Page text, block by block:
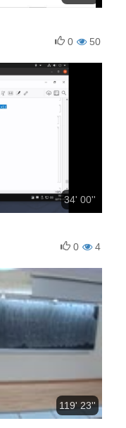
50
0
34' 00''
4
0
119' 23''